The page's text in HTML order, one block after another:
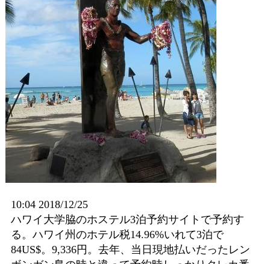
10:04 2018/12/25
ハワイ大学脇のホステル3泊予約サイトで予約す
る。ハワイ州のホテル税14.96%いれて3泊で
84US$。9,336円。去年、当日現地払いだったレン